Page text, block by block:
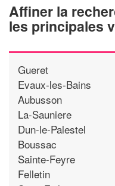
Affiner la
les principales
Gueret
Evaux-les-Bains
Aubusson
La-Sauniere
Dun-le-Palestel
Boussac
Sainte-Feyre
Felletin